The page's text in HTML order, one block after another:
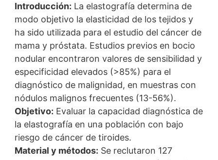
Introducción: La elastografía determina de
modo objetivo la elasticidad de los tejidos y
ha sido utilizada para el estudio del cáncer de
mama y próstata. Estudios previos en bocio
nodular encontraron valores de sensibilidad y
especificidad elevados (>85%) para el
diagnóstico de malignidad, en muestras con
nódulos malignos frecuentes (13-56%).
Objetivo: Evaluar la capacidad diagnóstica de
la elastografía en una población con bajo
riesgo de cáncer de tiroides.
Material y métodos: Se reclutaron 127